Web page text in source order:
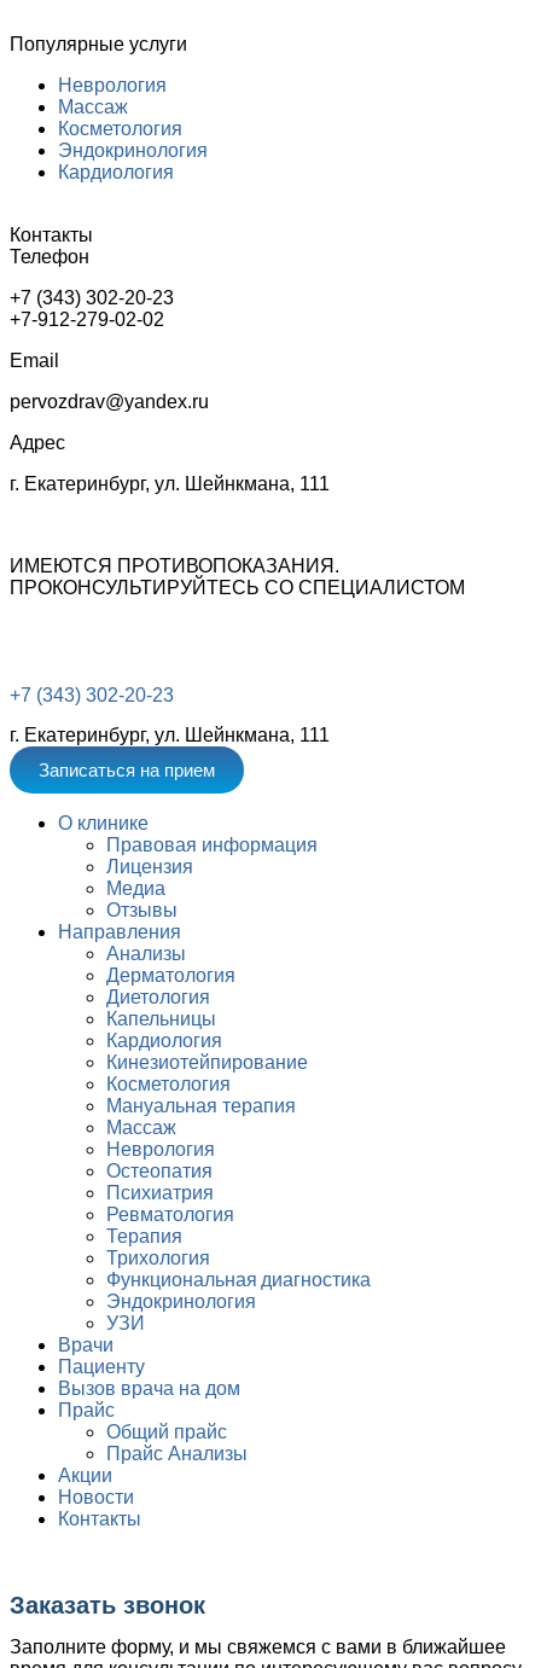
Популярные услуги
Неврология
Массаж
Косметология
Эндокринология
Кардиология
Контакты
Телефон
+7 (343) 302-20-23
+7-912-279-02-02
Email
pervozdrav@yandex.ru
Адрес
г. Екатеринбург, ул. Шейнкмана, 111
ИМЕЮТСЯ ПРОТИВОПОКАЗАНИЯ.
ПРОКОНСУЛЬТИРУЙТЕСЬ СО СПЕЦИАЛИСТОМ
+7 (343) 302-20-23
г. Екатеринбург, ул. Шейнкмана, 111
Записаться на прием
О клинике
Правовая информация
Лицензия
Медиа
Отзывы
Направления
Анализы
Дерматология
Диетология
Капельницы
Кардиология
Кинезиотейпирование
Косметология
Мануальная терапия
Массаж
Неврология
Остеопатия
Психиатрия
Ревматология
Терапия
Трихология
Функциональная диагностика
Эндокринология
УЗИ
Врачи
Пациенту
Вызов врача на дом
Прайс
Общий прайс
Прайс Анализы
Акции
Новости
Контакты
Заказать звонок
Заполните форму, и мы свяжемся с вами в ближайшее